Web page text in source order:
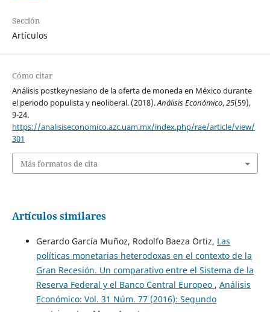
Sección
Artículos
Cómo citar
Análisis postkeynesiano de la oferta de moneda en México durante
el periodo populista y neoliberal. (2018).Análisis Económico,25(59),
9-24.
https://analisiseconomico.azc.uam.mx/index.php/rae/article/view/
301
Más formatos de cita
Artículos similares
Gerardo García Muñoz, Rodolfo Baeza Ortiz, Las
políticas monetarias heterodoxas en el contexto de la
Gran Recesión. Un comparativo entre el Sistema de la
Reserva Federal y el Banco Central Europeo , Análisis
Económico: Vol. 31 Núm. 77 (2016): Segundo